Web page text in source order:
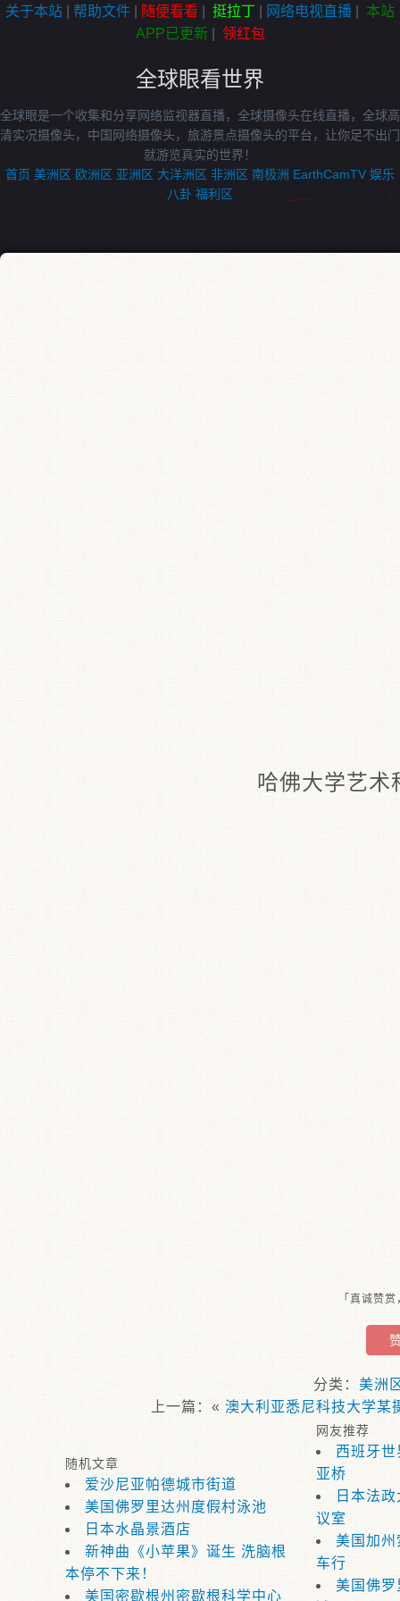
关于本站 帮助文件 随便看看 挺拉丁 网络电视直播
本站
APP已更新| 领红包
全球眼看世界
全球眼是一个收集和分享网络监视器直播，全球摄像头在线直播，全球高
清实况摄像头，中国网络摄像头，旅游景点摄像头的平台，让你足不出门
就游览真实的世界！
首页 美洲区 欧洲区 亚洲区 大洋洲区 非洲区 南极洲 EarthCamTV 娱乐
八卦 福利区
哈佛大学艺术
「真诚赞
分类： 美洲
上一篇：« 澳大利亚悉尼科技大学某
随机文章
爱沙尼亚帕德城市街道
美国佛罗里达州度假村泳池
日本水晶景酒店
新神曲《小苹果》诞生 洗脑根
本停不下来！
美国密歇根州密歇根科学中心
网友推荐
西班牙
亚桥
日本法
议室
美国加
车行
美国佛